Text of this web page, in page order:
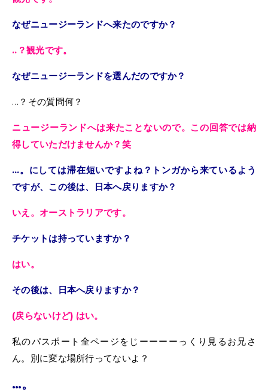
なぜニュージーランドへ来たのですか？
..？観光です。
なぜニュージーランドを選んだのですか？
…？その質問何？
ニュージーランドへは来たことないので。この回答では納
得していただけませんか？笑
…。にしては滞在短いですよね？トンガから来ているよう
ですが、この後は、日本へ戻りますか？
いえ。オーストラリアです。
チケットは持っていますか？
はい。
その後は、日本へ戻りますか？
(戻らないけど) はい。
私のパスポート全ページをじーーーーっくり見るお兄さ
ん。別に変な場所行ってないよ？
…。